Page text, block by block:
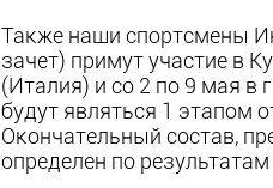
Также наши спортсмены
зачет) примут участие в
(Италия) и со 2 по 9 мая в
будут являться 1 этапом
Окончательный состав,
определен по